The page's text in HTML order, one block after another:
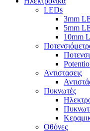
LEDs
3mm
5mm
10mm
Αντιστασεις
Πυκνωτές
Οθόνες